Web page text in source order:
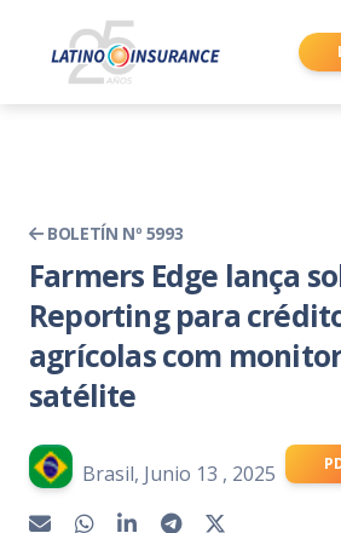
BOLETÍN Nº 5993
Farmers Edge lança
Reporting para
agrícolas com
satélite
Brasil, Junio 13 , 2025